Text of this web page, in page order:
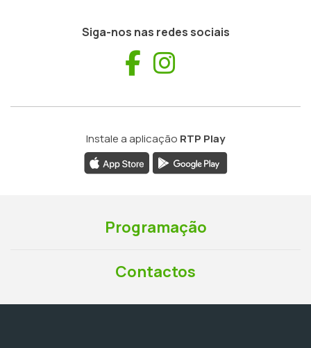
Siga-nos nas redes sociais
Facebook
Instale a aplicação RTP Play
Programação
Contactos